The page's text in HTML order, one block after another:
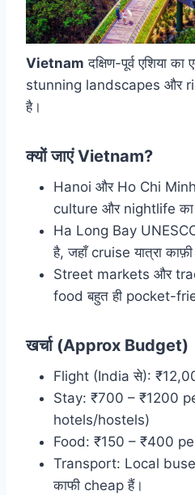
Vietnam दक्षिण-पूर्व एशिया
stunning landscapes और
है।
क्यों जाएं Vietnam?
Hanoi और Ho Chi
culture और nightlife
Ha Long Bay
है, जहाँ cruise यात्रा
Street markets और
food बहुत ही pocket-
खर्चा (Approx Budget)
Flight (India से):
Stay: ₹700 – ₹1200
hotels/hostels)
Food: ₹150 – ₹400
Transport: Local
काफी cheap हैं।